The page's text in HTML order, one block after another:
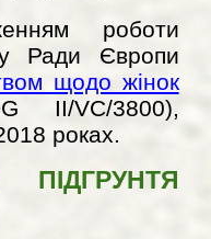
роботи
Ради Європи
щодо жінок
II/VC/3800),
роках.